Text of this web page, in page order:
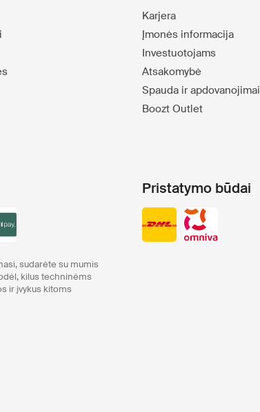
Karjera
Įmonės informacija
Investuotojams
Atsakomybė
Spauda ir apdovanojimai
Boozt Outlet
sudarėte su mumis
kilus techninėms
ir įvykus kitoms
Pristatymo būdai